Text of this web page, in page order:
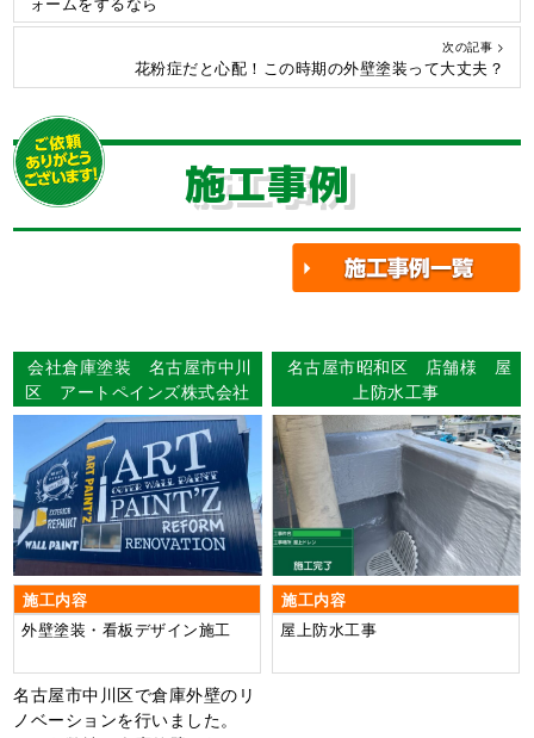
次の記事 >
花粉症だと心配！この時期の外壁塗装って大丈夫？
施工事例
会社倉庫塗装 名古屋市中川
区 アートペインズ株式会社
施工内容
外壁塗装・看板デザイン施工
名古屋市中川区で倉庫外壁のリ
ノベーションを行いました。
名古屋市昭和区 店舗様 屋
上防水工事
施工内容
屋上防水工事